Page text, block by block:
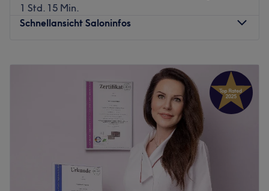
1 Std. 15 Min.
Schnellansicht Saloninfos
09:00
18:00
09:00
18:00
09:00 –18:00
09:00
18:00
09:00
Geschlossen
Bei HautDluxe By Markellos Cosmetic in Berlin kannst du
dem Alltagsstress entkommen und dich dabei rundum